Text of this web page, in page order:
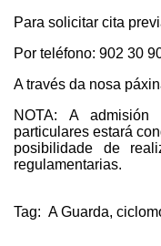
Para solicitar cita
Por teléfono: 902 30
A través da nosa
NOTA: A admisión
particulares estará
posibilidade de
regulamentarias.
Tag: A Guarda,